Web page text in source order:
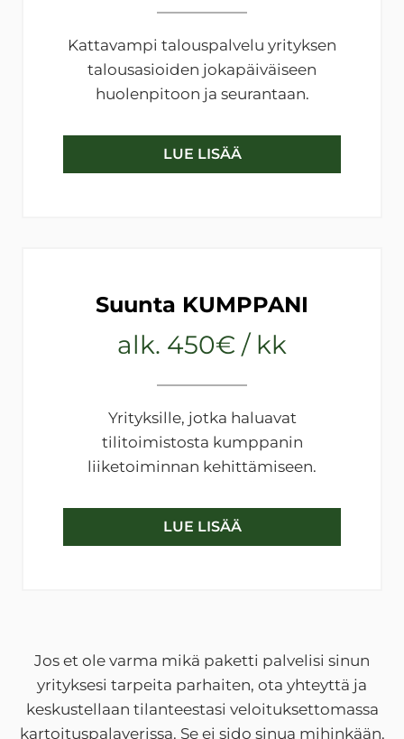
Kattavampi talouspalvelu yrityksen
talousasioiden jokapäiväiseen
huolenpitoon ja seurantaan.
LUE LISÄÄ
Suunta KUMPPANI
alk. 450€ / kk
Yrityksille, jotka haluavat
tilitoimistosta kumppanin
liiketoiminnan kehittämiseen.
LUE LISÄÄ
Jos et ole varma mikä paketti palvelisi sinun
yrityksesi tarpeita parhaiten, ota yhteyttä ja
keskustellaan tilanteestasi veloituksettomassa
kartoituspalaverissa. Se ei sido sinua mihinkään.